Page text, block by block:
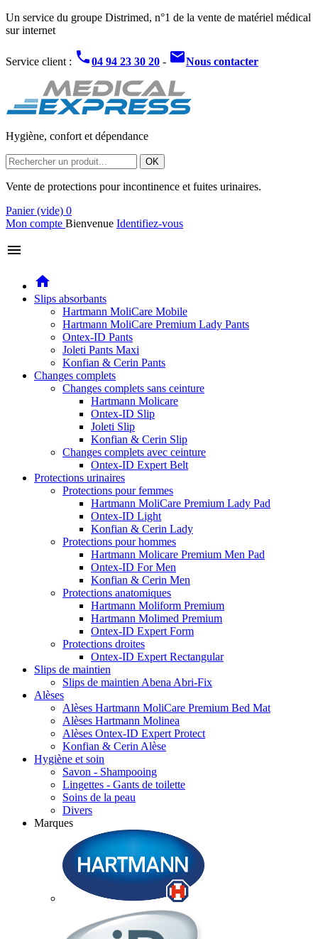
Un service du groupe Distrimed, n°1 de la vente de matériel médical
sur internet
Service client : phone04 94 23 30 20 - mailNous contacter
Hygiène, confort et dépendance
OK
Vente de protections pour incontinence et fuites urinaires.
Panier (vide) 0
Mon compte Bienvenue Identifiez-vous
menu
home
Slips absorbants
Hartmann MoliCare Mobile
Hartmann MoliCare Premium Lady Pants
Ontex-ID Pants
Joleti Pants Maxi
Konfian & Cerin Pants
Changes complets
Changes complets sans ceinture
Hartmann Molicare
Ontex-ID Slip
Joleti Slip
Konfian & Cerin Slip
Changes complets avec ceinture
Ontex-ID Expert Belt
Protections urinaires
Protections pour femmes
Hartmann MoliCare Premium Lady Pad
Ontex-ID Light
Konfian & Cerin Lady
Protections pour hommes
Hartmann Molicare Premium Men Pad
Ontex-ID For Men
Konfian & Cerin Men
Protections anatomiques
Hartmann Moliform Premium
Hartmann Molimed Premium
Ontex-ID Expert Form
Protections droites
Ontex-ID Expert Rectangular
Slips de maintien
Slips de maintien Abena Abri-Fix
Alèses
Alèses Hartmann MoliCare Premium Bed Mat
Alèses Hartmann Molinea
Alèses Ontex-ID Expert Protect
Konfian & Cerin Alèse
Hygiène et soin
Savon - Shampooing
Lingettes - Gants de toilette
Soins de la peau
Divers
Marques